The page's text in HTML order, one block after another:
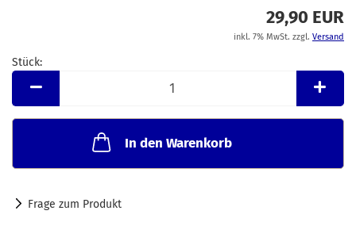
29,90 EUR
inkl. 7% MwSt. zzgl. Versand
Stück:
Stück
In den Warenkorb
Frage zum Produkt